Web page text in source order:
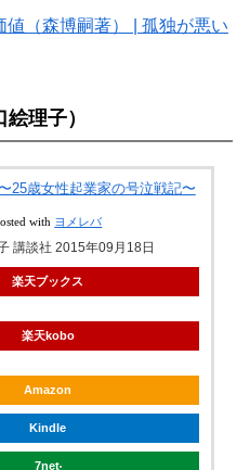
値（森博嗣著） | 孤独が悪い
理子）
25歳女性起業家の号泣戦記〜
with ヨメレバ
講談社 2015年09月18日
楽天ブックス
楽天kobo
Amazon
Kindle
7net